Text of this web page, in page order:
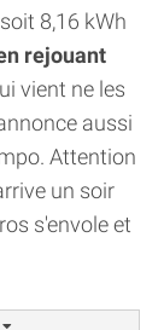
8,16 kWh
rejouant
vient ne les
aussi
Attention
un soir
s'envole et